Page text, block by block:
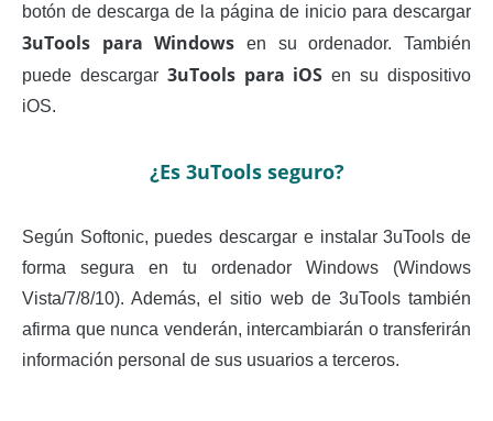
botón de descarga de la página de inicio para descargar
3uTools para Windows en su ordenador. También
puede descargar 3uTools para iOS en su dispositivo
iOS.
¿Es 3uTools seguro?
Según Softonic, puedes descargar e instalar 3uTools de
forma segura en tu ordenador Windows (Windows
Vista/7/8/10). Además, el sitio web de 3uTools también
afirma que nunca venderán, intercambiarán o transferirán
información personal de sus usuarios a terceros.